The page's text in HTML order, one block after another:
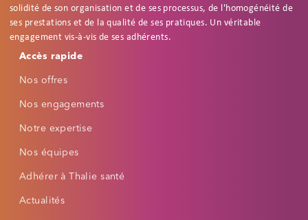
solidité de son organisation et de ses processus, de l'homogénéité de
ses prestations et de la qualité de ses pratiques. Un véritable
engagement vis-à-vis de ses adhérents.
Footer
Accès rapide
Nos offres
Nos engagements
Notre expertise
Nos équipes
Adhérer à Thalie santé
Actualités
Accessibilité
PROFILS RAPIDES
🌙
Épilepsie Basse vision
POLICE